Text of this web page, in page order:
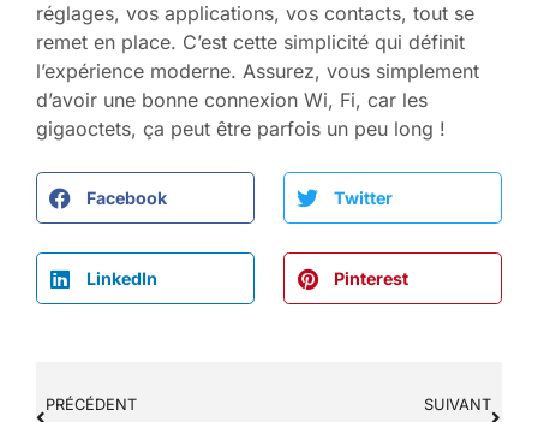
réglages, vos applications, vos contacts, tout se
remet en place. C’est cette simplicité qui définit
l’expérience moderne. Assurez, vous simplement
d’avoir une bonne connexion Wi, Fi, car les
gigaoctets, ça peut être parfois un peu long !
Facebook Twitter
LinkedIn Pinterest
PRÉCÉDENT SUIVANT